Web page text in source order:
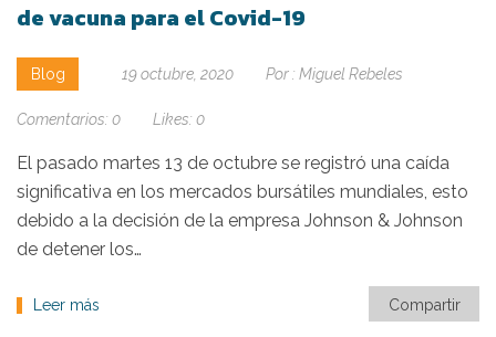
de vacuna para el Covid-19
Blog 19 octubre, 2020 Por : Miguel Rebeles
Comentarios: 0 Likes: 0
El pasado martes 13 de octubre se registró una caída
significativa en los mercados bursátiles mundiales, esto
debido a la decisión de la empresa Johnson & Johnson
de detener los…
Leer más Compartir